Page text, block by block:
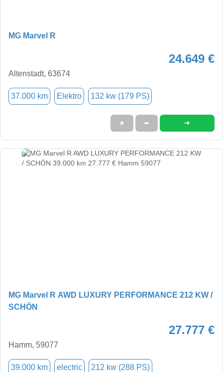
MG Marvel R
24.649 €
Altenstadt, 63674
37.000 km Elektro 132 kw (179 PS)
★ ➦ ➜
MG Marvel R AWD LUXURY PERFORMANCE 212 KW /
SCHÖN
27.777 €
Hamm, 59077
39.000 km electric 212 kw (288 PS)